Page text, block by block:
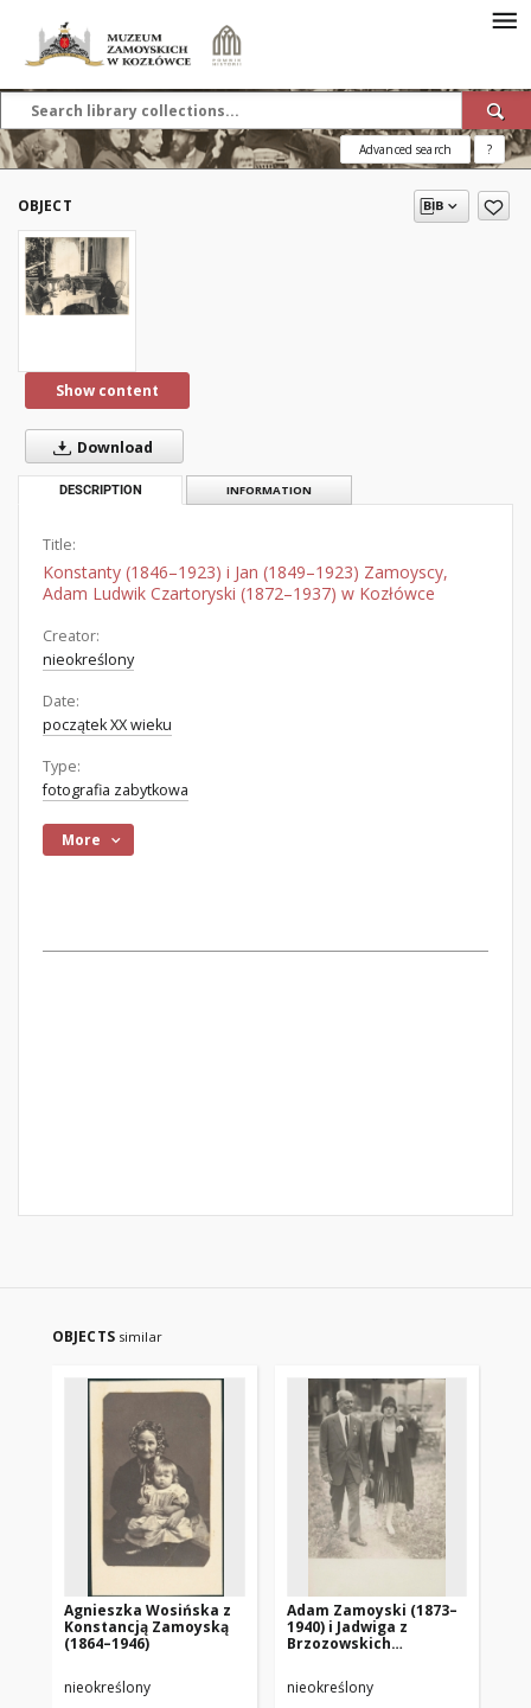
Advanced search ?
OBJECT
Show content
Download
DESCRIPTION INFORMATION
Title:
Konstanty (1846–1923) i Jan (1849–1923) Zamoyscy,
Adam Ludwik Czartoryski (1872–1937) w Kozłówce
Creator:
nieokreślony
Date:
początek XX wieku
Type:
fotografia zabytkowa
More
OBJECTS similar
Agnieszka Wosińska z
Konstancją Zamoyską
(1864–1946)
nieokreślony
Adam Zamoyski (1873–
1940) i Jadwiga z
Brzozowskich
Zamoyska (1908–1998)
nieokreślony